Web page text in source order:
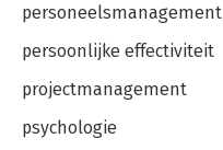
personeelsmanagement
persoonlijke effectiviteit
projectmanagement
psychologie